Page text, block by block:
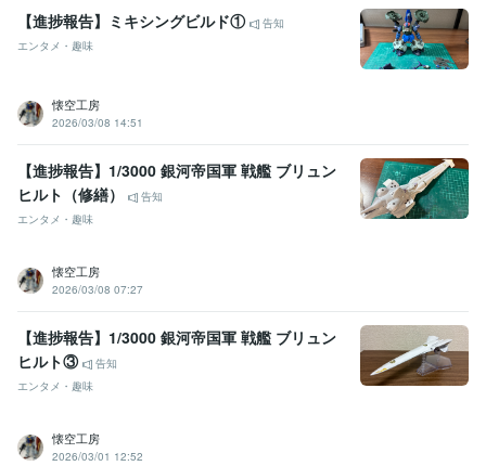
【進捗報告】ミキシングビルド①
告知
エンタメ・趣味
懐空工房
2026/03/08 14:51
【進捗報告】1/3000 銀河帝国軍 戦艦 ブリュン
ヒルト（修繕）
告知
エンタメ・趣味
懐空工房
2026/03/08 07:27
【進捗報告】1/3000 銀河帝国軍 戦艦 ブリュン
ヒルト③
告知
エンタメ・趣味
懐空工房
2026/03/01 12:52